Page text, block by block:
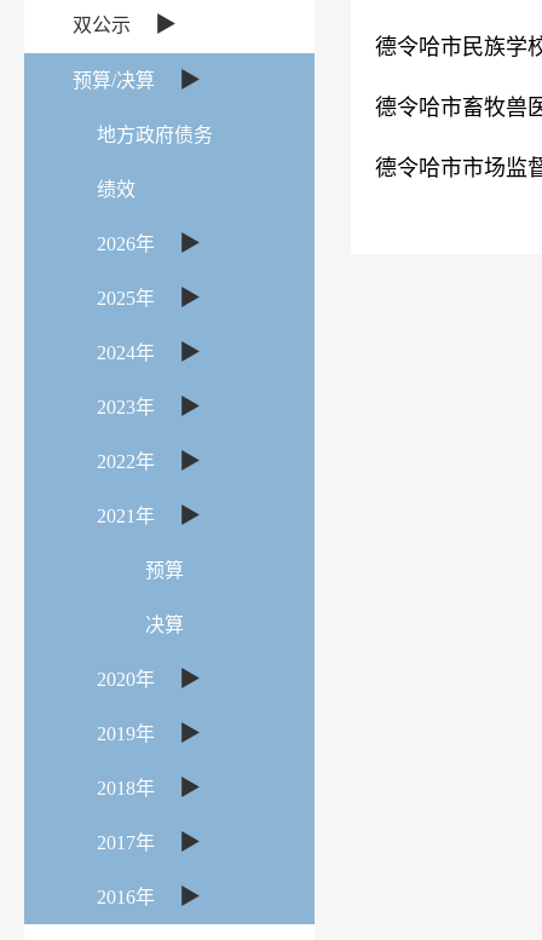
双公示 ▶
预算/决算 ▶
地方政府债务
绩效
2026年 ▶
2025年 ▶
2024年 ▶
2023年 ▶
2022年 ▶
2021年 ▶
预算
决算
2020年 ▶
2019年 ▶
2018年 ▶
2017年 ▶
2016年 ▶
德令哈市民族学
德令哈市畜牧兽
德令哈市市场监